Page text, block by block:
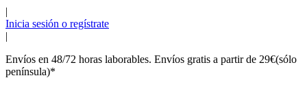
|
Inicia sesión o regístrate
|
Envíos en 48/72 horas laborables. Envíos gratis a partir de 29€(sólo
península)*